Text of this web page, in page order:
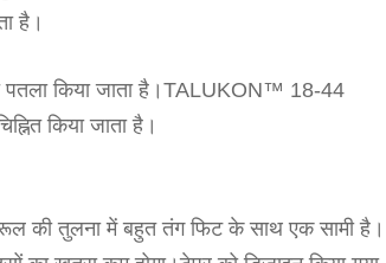
है।
पतला किया जाता है।TALUKON™ 18-44
किया जाता है।
की तुलना में बहुत तंग फिट के साथ एक सामी है।